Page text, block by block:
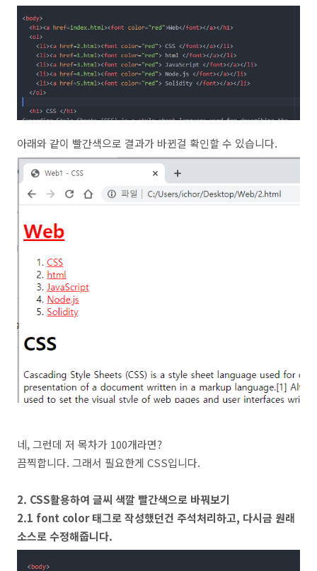
아래와 같이 빨간색으로 결과가 바뀐걸 확인할 수 있습니다.
네, 그런데 저 목차가 100개라면?
끔찍합니다. 그래서 필요한게 CSS입니다.
2. CSS활용하여 글씨 색깔 빨간색으로 바꿔보기
2.1 font color 태그로 작성했던건 주석처리하고, 다시금 원래
소스로 수정해줍니다.